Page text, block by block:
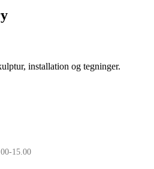
installation og tegninger.
15.00